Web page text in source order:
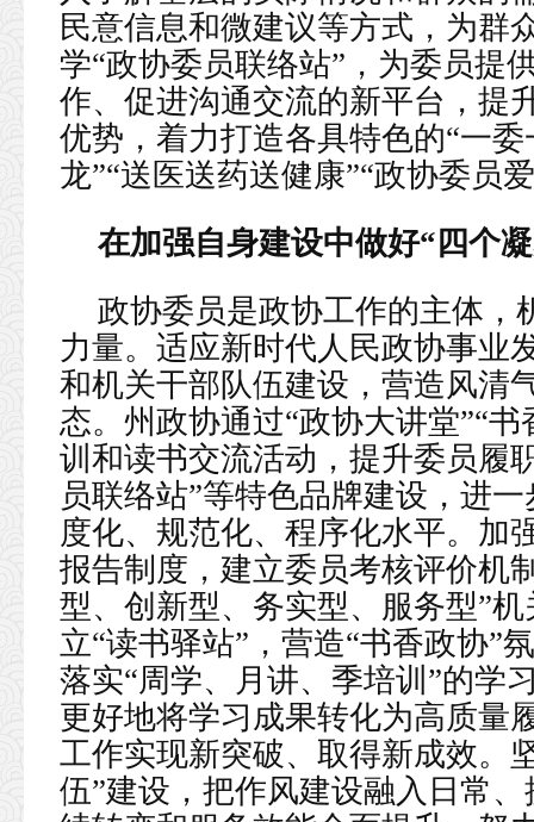
民意信息和微建议等方式，为群
学“政协委员联络站”，为委员提
作、促进沟通交流的新平台，提
优势，着力打造各具特色的“一
龙”“送医送药送健康”“政协委员
在加强自身建设中做好“四个
政协委员是政协工作的主体，
力量。适应新时代人民政协事业
和机关干部队伍建设，营造风清
态。州政协通过“政协大讲堂”“
训和读书交流活动，提升委员履
员联络站”等特色品牌建设，进
度化、规范化、程序化水平。加
报告制度，建立委员考核评价机
型、创新型、务实型、服务型”
立“读书驿站”，营造“书香政协”
落实“周学、月讲、季培训”的学
更好地将学习成果转化为高质量
工作实现新突破、取得新成效。
伍”建设，把作风建设融入日常